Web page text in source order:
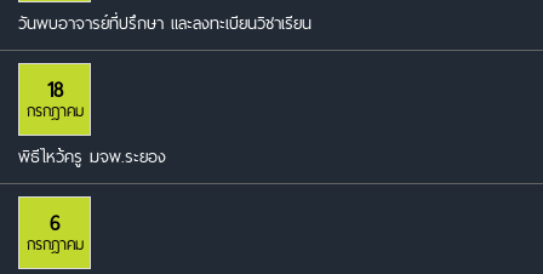
วันพบอาจารย์ที่ปรึกษา และลงทะเบียนวิชาเรียน
18
กรกฎาคม
พิธีไหว้ครู มจพ.ระยอง
6
กรกฎาคม